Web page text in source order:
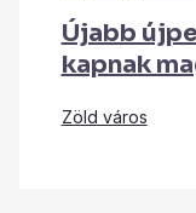
Újabb
kapnak
Zöld város